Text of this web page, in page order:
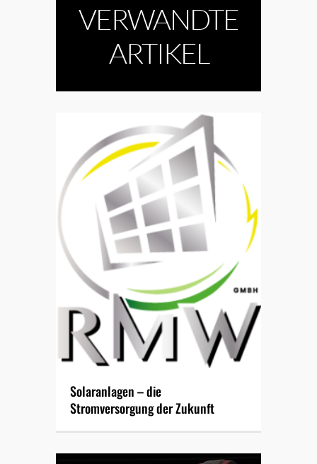
VERWANDTE
ARTIKEL
Solaranlagen – die
Stromversorgung der Zukunft